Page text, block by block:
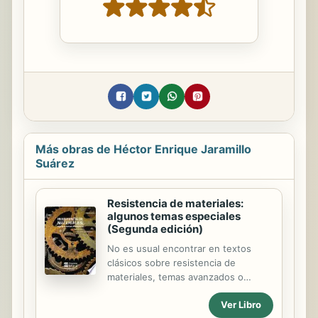
Más obras de Héctor Enrique Jaramillo
Suárez
Resistencia de materiales:
algunos temas especiales
(Segunda edición)
No es usual encontrar en textos
clásicos sobre resistencia de
materiales, temas avanzados o
complejos donde se trabajen
ejercicios asociados a la cotidianidad
Ver Libro